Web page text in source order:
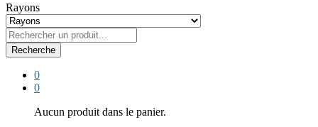
Rayons
Recherche
0
0
Aucun produit dans le panier.